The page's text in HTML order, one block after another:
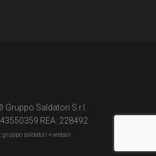
Saldatori S.r.l.
REA: 228492
gruppo saldatori +webair